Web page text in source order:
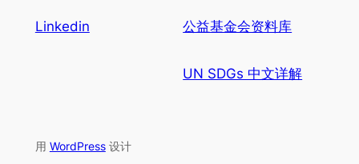
Linkedin 公益基金会资料库
UN SDGs 中文详解
用 WordPress设计